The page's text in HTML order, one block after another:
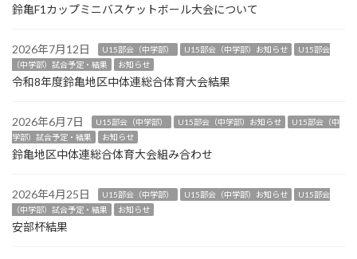
鈴亀F1カップミニバスケットボール大会について
2026年7月12日 U15部会（中学部） U15部会（中学部）お知らせ
U15部会
（中学部）試合予定・結果
お知らせ
令和8年度鈴亀地区中体連総合体育大会結果
2026年6月7日 U15部会（中学部） U15部会（中学部）お知らせ
U15部会（中
学部）試合予定・結果
お知らせ
鈴亀地区中体連総合体育大会組み合わせ
2026年4月25日 U15部会（中学部） U15部会（中学部）お知らせ
U15部会
（中学部）試合予定・結果
お知らせ
安部杯結果